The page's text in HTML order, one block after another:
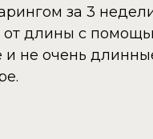
за 3
длины с
не очень